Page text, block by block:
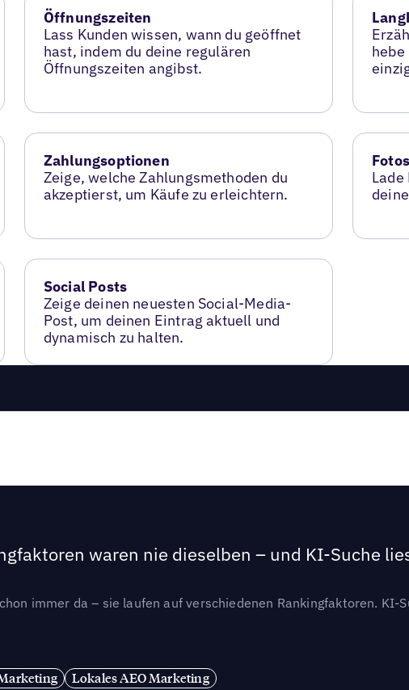
Öffnungszeiten
Lass Kunden wissen, wann du geöffnet
hast, indem du deine regulären
Öffnungszeiten angibst.
Zahlungsoptionen
Zeige, welche Zahlungsmethoden du
akzeptierst, um Käufe zu erleichtern.
Fotos
Lade
Social Posts
Zeige deinen neuesten Social-Media-
Post, um deinen Eintrag aktuell und
dynamisch zu halten.
waren nie dieselben – und KI-Suche
immer da – sie laufen auf verschiedenen Rankingfaktoren. KI-
Lokales AEO Marketing